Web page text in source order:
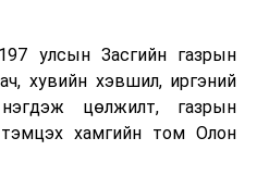
байнгын
сангийн
хамгаалах, хүн
“Үндсэн
улсын Засгийн газрын
хувийн хэвшил, иргэний
нэгдэж цөлжилт, газрын
тэмцэх хамгийн том Олон